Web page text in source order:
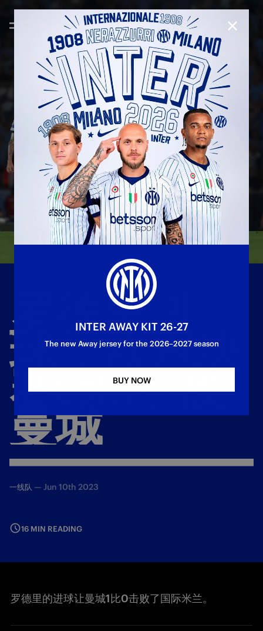
罗德里进
球，欧冠决
赛0比1不敌
曼城
一线队 — Jun 10th 2023
16 MIN READING
罗德里的进球让曼城1比0击败了国际米兰。
CLOSE
INTER AWAY KIT 26-27
The new Away jersey for the 2026–2027 season
BUY NOW